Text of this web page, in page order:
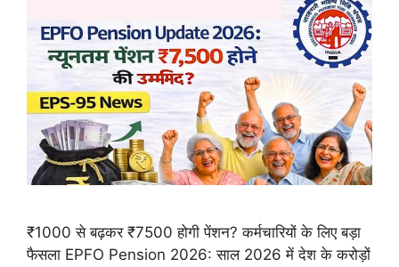
₹1000 से बढ़कर ₹7500 होगी पेंशन? कर्मचारियों के लिए बड़ा
फैसला EPFO Pension 2026: साल 2026 में देश के करोड़ों